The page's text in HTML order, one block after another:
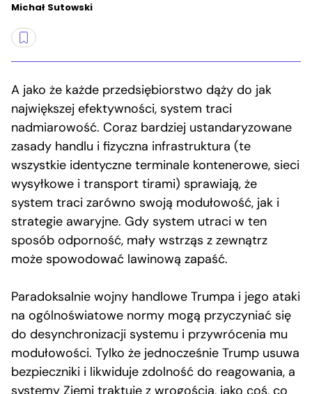
Michał Sutowski
A jako że każde przedsiębiorstwo dąży do jak
największej efektywności, system traci
nadmiarowość. Coraz bardziej ustandaryzowane
zasady handlu i fizyczna infrastruktura (te
wszystkie identyczne terminale kontenerowe, sieci
wysyłkowe i transport tirami) sprawiają, że
system traci zarówno swoją modułowość, jak i
strategie awaryjne. Gdy system utraci w ten
sposób odporność, mały wstrząs z zewnątrz
może spowodować lawinową zapaść.
Paradoksalnie wojny handlowe Trumpa i jego ataki
na ogólnoświatowe normy mogą przyczyniać się
do desynchronizacji systemu i przywrócenia mu
modułowości. Tylko że jednocześnie Trump usuwa
bezpieczniki i likwiduje zdolność do reagowania, a
systemy Ziemi traktuje z wrogością, jako coś, co